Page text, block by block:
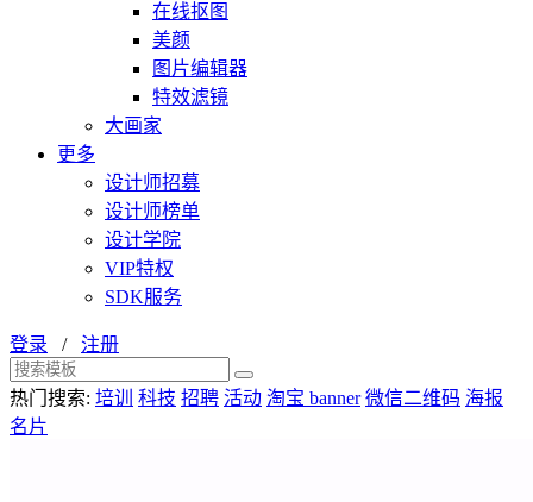
在线抠图
美颜
图片编辑器
特效滤镜
大画家
更多
设计师招募
设计师榜单
设计学院
VIP特权
SDK服务
登录 / 注册
热门搜索: 培训 科技 招聘 活动 淘宝 banner 微信二维码 海报
名片